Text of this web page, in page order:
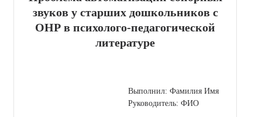
звуков у старших дошкольников с
ОНР в психолого-педагогической
литературе
Выполнил: Фамилия Имя
Руководитель: ФИО